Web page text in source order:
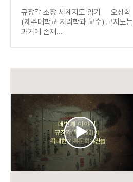
규장각 소장 세계지도 읽기 오상학
(제주대학교 지리학과 교수) 고지도는
과거에 존재...